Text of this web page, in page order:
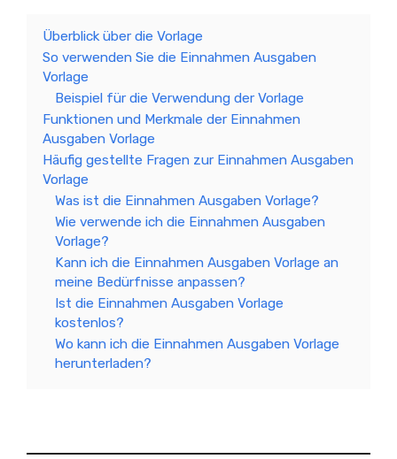
Überblick über die Vorlage
So verwenden Sie die Einnahmen Ausgaben
Vorlage
Beispiel für die Verwendung der Vorlage
Funktionen und Merkmale der Einnahmen
Ausgaben Vorlage
Häufig gestellte Fragen zur Einnahmen Ausgaben
Vorlage
Was ist die Einnahmen Ausgaben Vorlage?
Wie verwende ich die Einnahmen Ausgaben
Vorlage?
Kann ich die Einnahmen Ausgaben Vorlage an
meine Bedürfnisse anpassen?
Ist die Einnahmen Ausgaben Vorlage
kostenlos?
Wo kann ich die Einnahmen Ausgaben Vorlage
herunterladen?